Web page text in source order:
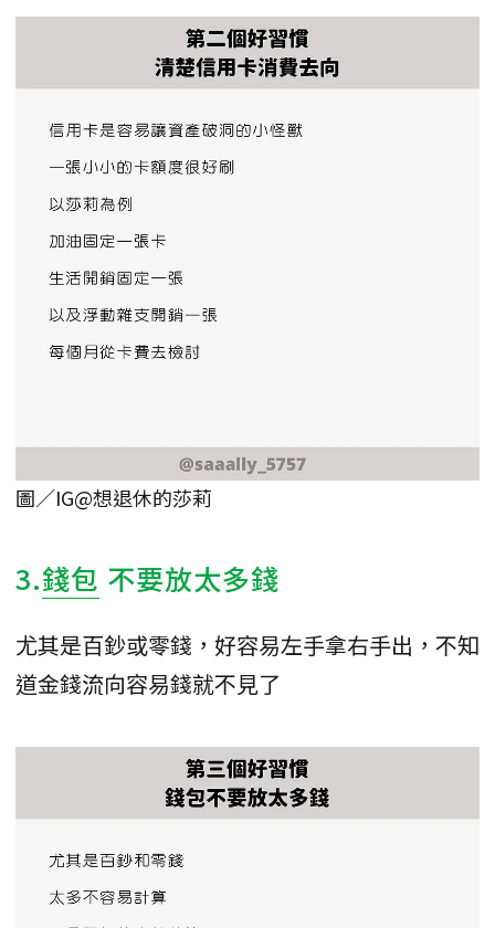
圖／IG@想退休的莎莉
3.錢包 不要放太多錢
尤其是百鈔或零錢，好容易左手拿右手出，不知
道金錢流向容易錢就不見了